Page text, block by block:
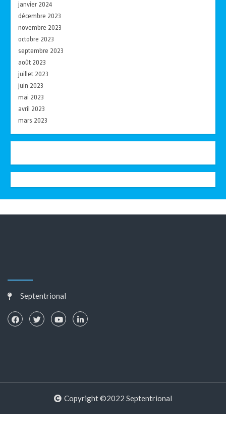
janvier 2024
décembre 2023
novembre 2023
octobre 2023
septembre 2023
août 2023
juillet 2023
juin 2023
mai 2023
avril 2023
mars 2023
Septentrional
Copyright ©2022 Septentrional